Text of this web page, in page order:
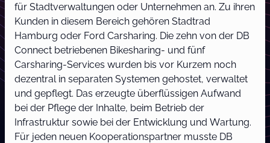
für Stadtverwaltungen oder Unternehmen an. Zu ihren
Kunden in diesem Bereich gehören Stadtrad
Hamburg oder Ford Carsharing. Die zehn von der DB
Connect betriebenen Bikesharing- und fünf
Carsharing-Services wurden bis vor Kurzem noch
dezentral in separaten Systemen gehostet, verwaltet
und gepflegt. Das erzeugte überflüssigen Aufwand
bei der Pflege der Inhalte, beim Betrieb der
Infrastruktur sowie bei der Entwicklung und Wartung.
Für jeden neuen Kooperationspartner musste DB